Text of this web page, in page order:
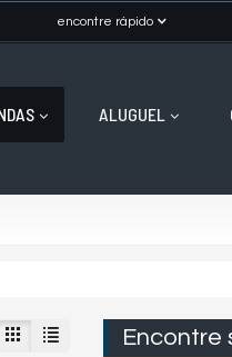
encontre rápido
ALUGUEL
Encontre